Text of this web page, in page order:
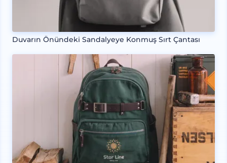
Duvarın Önündeki Sandalyeye Konmuş Sırt Çantası